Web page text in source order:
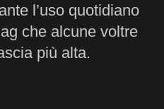
l’uso quotidiano
che alcune voltre
più alta.